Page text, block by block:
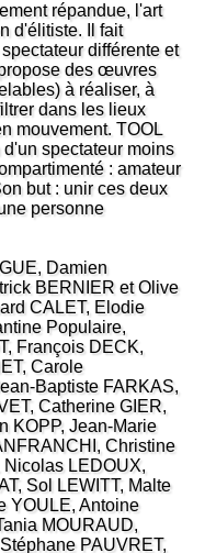
répandue, l'art
d'élitiste. Il fait
différente et
des œuvres
à réaliser, à
dans les lieux
mouvement. TOOL
spectateur moins
: amateur
but : unir ces deux
personne
Damien
BERNIER et Olive
CALET, Elodie
Populaire,
François DECK,
Carole
Baptiste FARKAS,
Catherine GIER,
KOPP, Jean-Marie
Christine
Nicolas LEDOUX,
Sol LEWITT, Malte
YOULE, Antoine
MOURAUD,
PAUVRET,